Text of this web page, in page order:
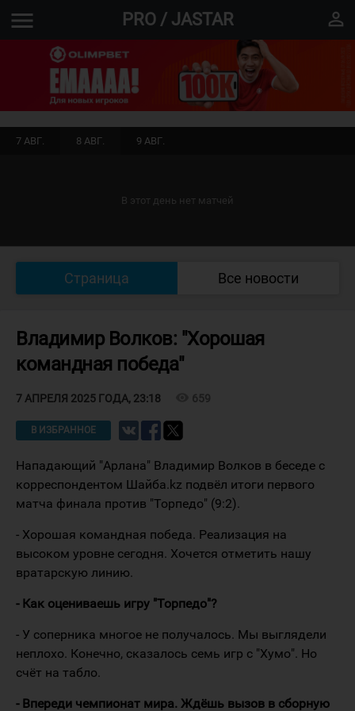
menu PRO / JASTAR perm_identity
7 АВГ. 8 АВГ. 9 АВГ.
В этот день нет матчей
Страница Все новости
Владимир Волков: "Хорошая
командная победа"
7 АПРЕЛЯ 2025 ГОДА, 23:18 659
В ИЗБРАННОЕ
Нападающий "Арлана" Владимир Волков в беседе с
корреспондентом Шайба.kz подвёл итоги первого
матча финала против "Торпедо" (9:2).
- Хорошая командная победа. Реализация на
высоком уровне сегодня. Хочется отметить нашу
вратарскую линию.
- Как оцениваешь игру "Торпедо"?
- У соперника многое не получалось. Мы выглядели
неплохо. Конечно, сказалось семь игр с "Хумо". Но
счёт на табло.
- Впереди чемпионат мира. Ждёшь вызов в сборную